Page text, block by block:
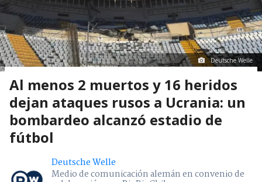
Deutsche Welle
Al menos 2 muertos y 16 heridos
dejan ataques rusos a Ucrania: un
bombardeo alcanzó estadio de
fútbol
Deutsche Welle
Medio de comunicación alemán en convenio de